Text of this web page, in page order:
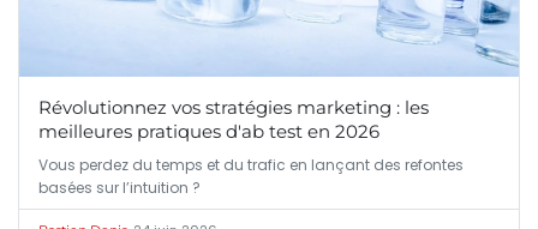
Révolutionnez vos stratégies marketing : les
meilleures pratiques d'ab test en 2026
Vous perdez du temps et du trafic en lançant des refontes
basées sur l’intuition ?